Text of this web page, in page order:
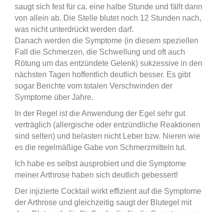
saugt sich fest für ca. eine halbe Stunde und fällt dann
von allein ab. Die Stelle blutet noch 12 Stunden nach,
was nicht unterdrückt werden darf.
Danach werden die Symptome (in diesem speziellen
Fall die Schmerzen, die Schwellung und oft auch
Rötung um das entzündete Gelenk) sukzessive in den
nächsten Tagen hoffentlich deutlich besser. Es gibt
sogar Berichte vom totalen Verschwinden der
Symptome über Jahre.
In der Regel ist die Anwendung der Egel sehr gut
verträglich (allergische oder entzündliche Reaktionen
sind selten) und belasten nicht Leber bzw. Nieren wie
es die regelmäßige Gabe von Schmerzmitteln tut.
Ich habe es selbst ausprobiert und die Symptome
meiner Arthrose haben sich deutlich gebessert!
Der injizierte Cocktail wirkt effizient auf die Symptome
der Arthrose und gleichzeitig saugt der Blutegel mit